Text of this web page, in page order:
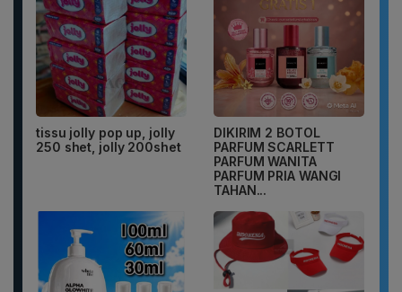
tissu jolly pop up, jolly
250 shet, jolly 200shet
DIKIRIM 2 BOTOL
PARFUM SCARLETT
PARFUM WANITA
PARFUM PRIA WANGI
TAHAN...